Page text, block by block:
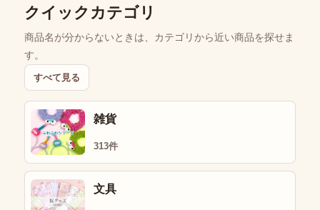
クイックカテゴリ
商品名が分からないときは、カテゴリから近い商品を探せま
す。
すべて見る
雑貨
313件
文具